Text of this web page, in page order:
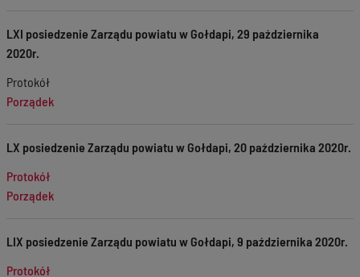
LXI posiedzenie Zarządu powiatu w Gołdapi, 29 października
2020r.
Protokół
Porządek
LX posiedzenie Zarządu powiatu w Gołdapi, 20 października 2020r.
Protokół
Porządek
LIX posiedzenie Zarządu powiatu w Gołdapi, 9 października 2020r.
Protokół